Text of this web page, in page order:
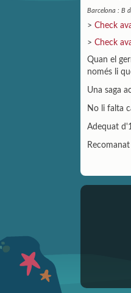
Barcelona : B
> Check
> Check
Quan el
només li
Una saga
No li falta
Adequat